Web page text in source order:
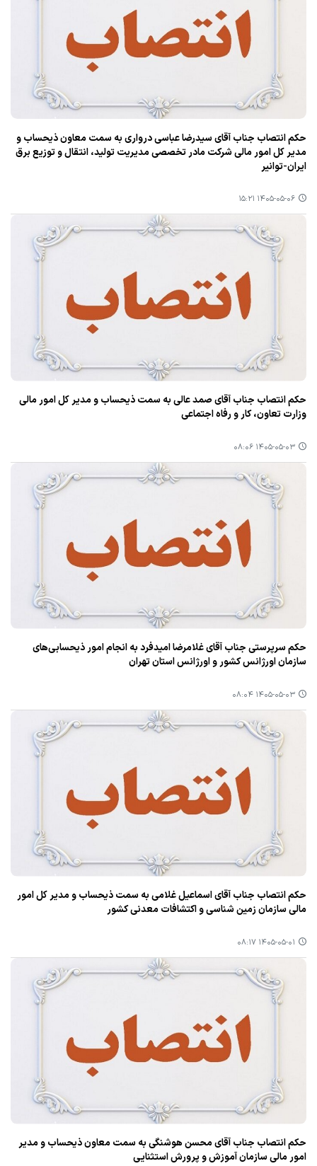
حکم انتصاب جناب آقای سیدرضا عباسی درواری به سمت معاون ذیحساب و
مدیر کل امور مالی شرکت مادر تخصصی مدیریت تولید، انتقال و توزیع برق
ایران-توانیر
۱۴۰۵-۰۵-۰۶ ۱۵:۲۱
حکم انتصاب جناب آقای صمد عالی به سمت ذیحساب و مدیر کل امور مالی
وزارت تعاون، کار و رفاه اجتماعی
۱۴۰۵-۰۵-۰۳ ۰۸:۰۶
حکم سرپرستی جناب آقای غلامرضا امیدفرد به انجام امور ذیحسابی‌های
سازمان اورژانس کشور و اورژانس استان تهران
۱۴۰۵-۰۵-۰۳ ۰۸:۰۴
حکم انتصاب جناب آقای اسماعیل غلامی به سمت ذیحساب و مدیر کل امور
مالی سازمان زمین شناسی و اکتشافات معدنی کشور
۱۴۰۵-۰۵-۰۱ ۰۸:۱۷
حکم انتصاب جناب آقای محسن هوشنگی به سمت معاون ذیحساب و مدیر
امور مالی سازمان آموزش و پرورش استثنایی